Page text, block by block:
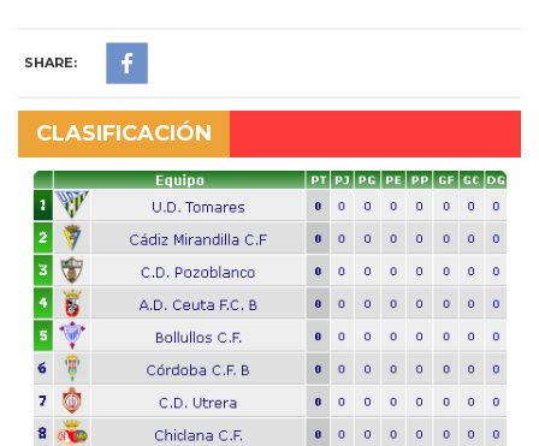
SHARE:
CLASIFICACIÓN